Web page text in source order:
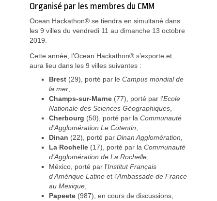
Organisé par les membres du CMM
Ocean Hackathon® se tiendra en simultané dans
les 9 villes du vendredi 11 au dimanche 13 octobre
2019.
Cette année, l’Ocean Hackathon® s’exporte et
aura lieu dans les 9 villes suivantes :
Brest (29), porté par leCampus mondial de
la mer
Champs-sur-Marne (77), porté par l’Ecole
Nationale des Sciences Géographiques
Cherbourg (50), porté par laCommunauté
d’Agglomération Le Cotentin
Dinan (22), porté parDinan Agglomération
La Rochelle (17), porté par laCommunauté
d’Agglomération de La Rochelle
México, porté par l’Institut Français
d’Amérique Latine et l’Ambassade de France
au Mexique
Papeete (987), en cours de discussions,